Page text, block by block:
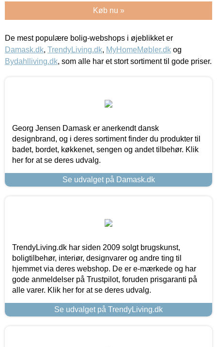
Køb nu »
De mest populære bolig-webshops i øjeblikket er
Damask.dk, TrendyLiving.dk, MyHomeMøbler.dk og
Bydahlliving.dk, som alle har et stort sortiment til gode priser.
Georg Jensen Damask er anerkendt dansk
designbrand, og i deres sortiment finder du produkter til
badet, bordet, køkkenet, sengen og andet tilbehør. Klik
her for at se deres udvalg.
Se udvalget på Damask.dk
TrendyLiving.dk har siden 2009 solgt brugskunst,
boligtilbehør, interiør, designvarer og andre ting til
hjemmet via deres webshop. De er e-mærkede og har
gode anmeldelser på Trustpilot, foruden prisgaranti på
alle varer. Klik her for at se deres udvalg.
Se udvalget på TrendyLiving.dk